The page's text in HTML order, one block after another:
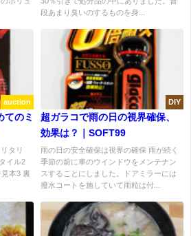
段あまり臭いのするものを身...
auction
てのミ
タリ
イル2
本3 裏
DIY
超ガラコで雨の日の視界確保、
効果は？｜SOFT99
雨の日の安全確保は視界の確保 雨が続く
季節の前に車のウインドウをメンテナン
スすることにしました。ドアミラーには
撥水コートを施していて雨粒は付...